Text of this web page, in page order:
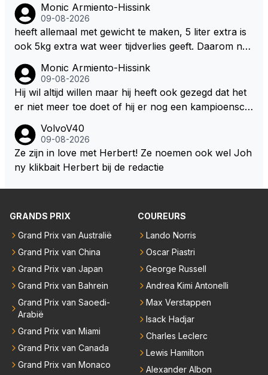
Monic Armiento-Hissink
09-08-2026
heeft allemaal met gewicht te maken, 5 liter extra is
ook 5kg extra wat weer tijdverlies geeft. Daarom ne
auto, het is extra gewicht plus na 15 minuten is het h
ete thee geworden.
Monic Armiento-Hissink
09-08-2026
Hij wil altijd willen maar hij heeft ook gezegd dat het
er niet meer toe doet of hij er nog een kampioensch
ioen is hij al, dat zal zijn leven niet veranderen. Hij wi
l in de eerste plaats races winnen met de eigen moto
r van RB. Dat zijn zijn eigen uitspraken in een van de
e goede richting in gestuurd worden. Als hij perse uit
er bij RB vertrokken.
VolvoV40
09-08-2026
Ze zijn in love met Herbert! Ze noemen ook wel Joh
ny klikbait Herbert bij de redactie
GRANDS PRIX
Grand Prix van Australië
Grand Prix van China
Grand Prix van Japan
Grand Prix van Bahrein
Grand Prix van Saoedi-
Arabië
Grand Prix van Miami
Grand Prix van Canada
Grand Prix van Monaco
COUREURS
Lando Norris
Oscar Piastri
George Russell
Andrea Kimi Antonelli
Max Verstappen
Isack Hadjar
Charles Leclerc
Lewis Hamilton
Alexander Albon